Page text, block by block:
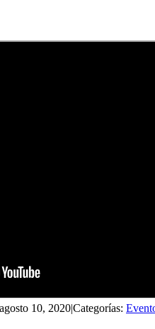
agosto 10, 2020|Categorías: